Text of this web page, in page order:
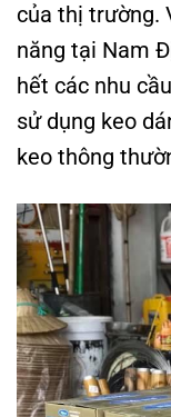
của thị trường.
năng tại Nam
hết các nhu
sử dụng keo
keo thông